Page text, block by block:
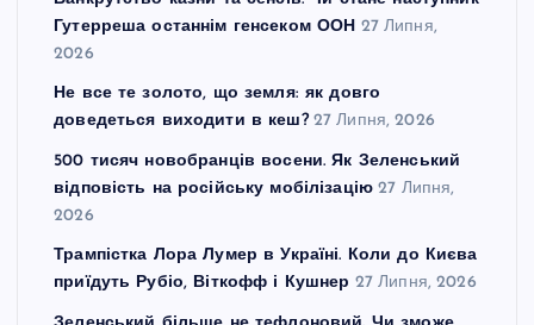
Гутерреша останнім генсеком ООН 27 Липня,
2026
Не все те золото, що земля: як довго
доведеться виходити в кеш? 27 Липня, 2026
500 тисяч новобранців восени. Як Зеленський
відповість на російську мобілізацію 27 Липня,
2026
Трампістка Лора Лумер в Україні. Коли до Києва
приїдуть Рубіо, Віткофф і Кушнер 27 Липня, 2026